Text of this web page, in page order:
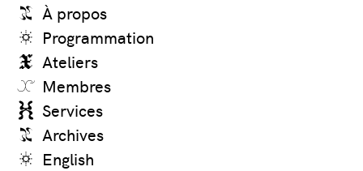
À propos
Programmation
Ateliers
Membres
Services
Archives
English